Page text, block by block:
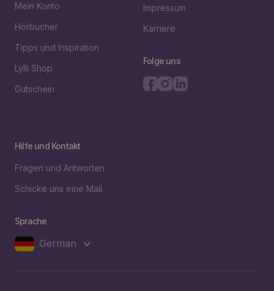
Mein Konto
Hörbücher
Tipps und Inspiration
Lylli Shop
Gutschein
Impressum
Karriere
Folge uns
Hilfe und Kontakt
Fragen und Antworten
Schicke uns eine Mail
Sprache
German